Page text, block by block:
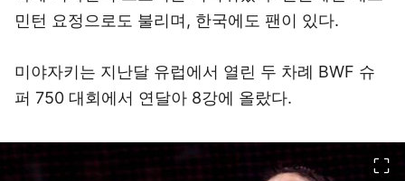
민턴 요정으로도 불리며, 한국에도 팬이 있다.
미야자키는 지난달 유럽에서 열린 두 차례 BWF 슈
퍼 750 대회에서 연달아 8강에 올랐다.